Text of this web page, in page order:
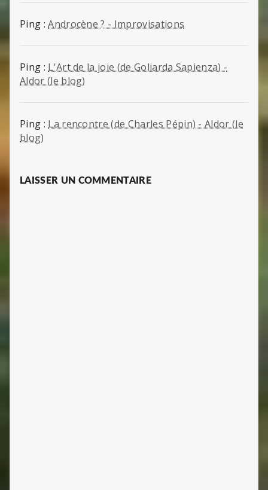
Ping :Androcène ? - Improvisations
Ping :L'Art de la joie (de Goliarda Sapienza) -
Aldor (le blog)
Ping :La rencontre (de Charles Pépin) - Aldor (le
blog)
LAISSER UN COMMENTAIRE